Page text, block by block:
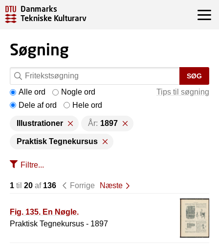
Danmarks
Tekniske Kulturarv
Søgning
SØG
Tips til søgning
Alle ord
Nogle ord
Dele af ord
Hele ord
Illustrationer År: 1897
Praktisk Tegnekursus
Filtre...
1 til 20 af 136 Forrige Næste
Fig. 135. En Nøgle.
Praktisk Tegnekursus - 1897